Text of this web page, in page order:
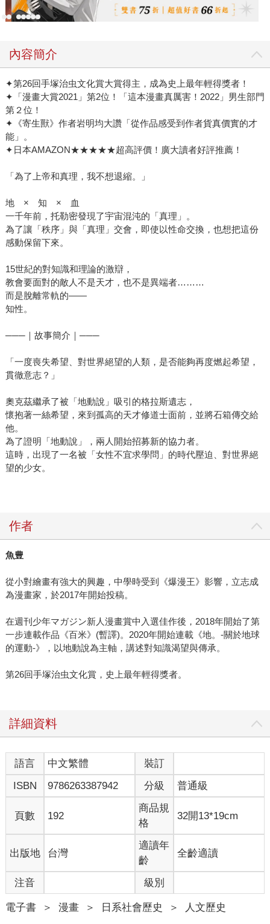
內容簡介
✦第26回手塚治虫文化賞大賞得主，成為史上最年輕得獎者！
✦「漫畫大賞2021」第2位！「這本漫畫真厲害！2022」男生部門
第２位！
✦《寄生獸》作者岩明均大讚「從作品感受到作者貨真價實的才
能」。
✦日本AMAZON★★★★★超高評價！廣大讀者好評推薦！
「為了上帝和真理，我不想退縮。」
地 × 知 × 血
一千年前，托勒密發現了宇宙混沌的「真理」。
為了讓「秩序」與「真理」交會，即使以性命交換，也想把這份
感動保留下來。
15世紀的對知識和理論的激辯，
教會要面對的敵人不是天才，也不是異端者………
而是脫離常軌的——
知性。
───｜故事簡介｜───
「一度喪失希望、對世界絕望的人類，是否能夠再度燃起希望，
貫徹意志？」
奧克茲繼承了被「地動說」吸引的格拉斯遺志，
懷抱著一絲希望，來到孤高的天才修道士面前，並將石箱傳交給
他。
為了證明「地動說」，兩人開始招募新的協力者。
這時，出現了一名被「女性不宜求學問」的時代壓迫、對世界絕
望的少女。
作者
魚豊
從小對繪畫有強大的興趣，中學時受到《爆漫王》影響，立志成
為漫畫家，於2017年開始投稿。
在週刊少年マガジン新人漫畫賞中入選佳作後，2018年開始了第
一步連載作品《百米》(暫譯)。2020年開始連載《地。-關於地球
的運動-》，以地動說為主軸，講述對知識渴望與傳承。
第26回手塚治虫文化賞，史上最年輕得獎者。
詳細資料
語言 中文繁體
裝訂
ISBN
9786263387942 分級 普通級
頁數 192
商品規
格
32開13*19cm
出版地 台灣
適讀年
齡
全齡適讀
注音 級別
電子書 ＞ 漫畫 ＞ 日系社會歷史 ＞ 人文歷史